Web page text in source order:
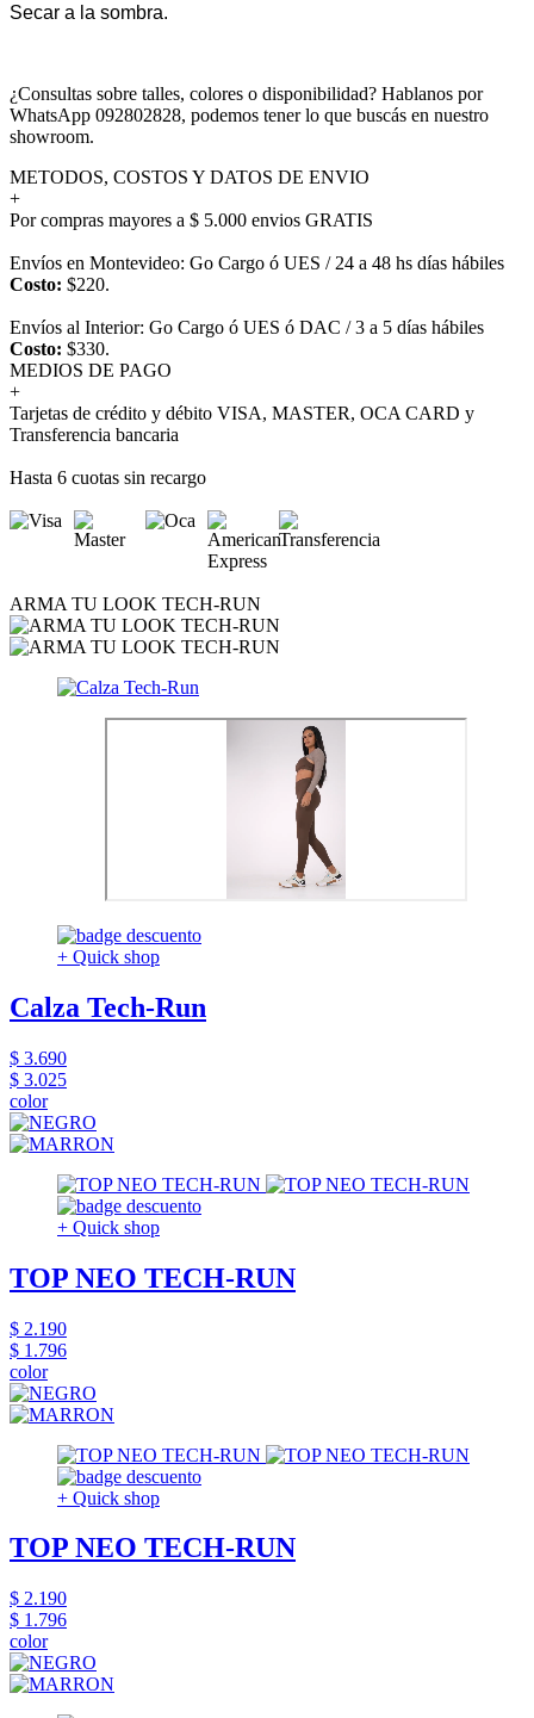
Secar a la sombra.
¿Consultas sobre talles, colores o disponibilidad? Hablanos por
WhatsApp 092802828, podemos tener lo que buscás en nuestro
showroom.
METODOS, COSTOS Y DATOS DE ENVIO
+
Por compras mayores a $ 5.000 envios GRATIS
Envíos en Montevideo: Go Cargo ó UES / 24 a 48 hs días hábiles
Costo: $220.
Envíos al Interior: Go Cargo ó UES ó DAC / 3 a 5 días hábiles
Costo: $330.
MEDIOS DE PAGO
+
Tarjetas de crédito y débito VISA, MASTER, OCA CARD y
Transferencia bancaria
Hasta 6 cuotas sin recargo
ARMA TU LOOK TECH-RUN
+ Quick shop
Calza Tech-Run
$ 3.690
$ 3.025
color
+ Quick shop
TOP NEO TECH-RUN
$ 2.190
$ 1.796
color
+ Quick shop
TOP NEO TECH-RUN
$ 2.190
$ 1.796
color